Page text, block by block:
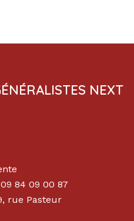
NEXT
84 09 00 87
rue Pasteur